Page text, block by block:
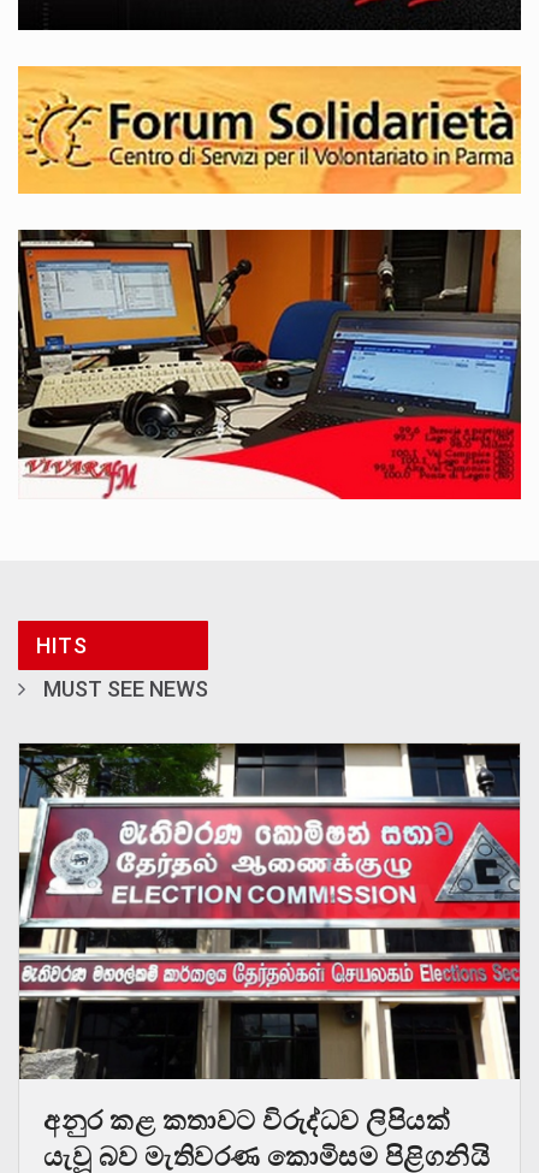
HITS
MUST SEE NEWS
අනුර කළ කතාවට විරුද්ධව ලිපියක්
යැවූ බව මැතිවරණ කොමිසම පිළිගනියි